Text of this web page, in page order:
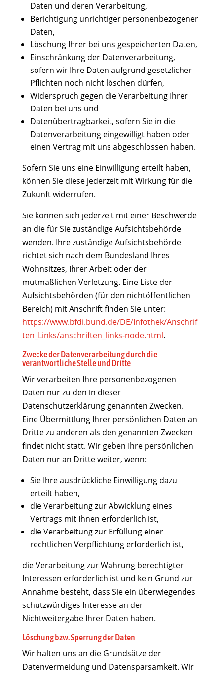
Daten und deren Verarbeitung,
Berichtigung unrichtiger personenbezogener
Daten,
Löschung Ihrer bei uns gespeicherten Daten,
Einschränkung der Datenverarbeitung,
sofern wir Ihre Daten aufgrund gesetzlicher
Pflichten noch nicht löschen dürfen,
Widerspruch gegen die Verarbeitung Ihrer
Daten bei uns und
Datenübertragbarkeit, sofern Sie in die
Datenverarbeitung eingewilligt haben oder
einen Vertrag mit uns abgeschlossen haben.
Sofern Sie uns eine Einwilligung erteilt haben,
können Sie diese jederzeit mit Wirkung für die
Zukunft widerrufen.
Sie können sich jederzeit mit einer Beschwerde
an die für Sie zuständige Aufsichtsbehörde
wenden. Ihre zuständige Aufsichtsbehörde
richtet sich nach dem Bundesland Ihres
Wohnsitzes, Ihrer Arbeit oder der
mutmaßlichen Verletzung. Eine Liste der
Aufsichtsbehörden (für den nichtöffentlichen
Bereich) mit Anschrift finden Sie unter:
https://www.bfdi.bund.de/DE/Infothek/Anschrif
ten_Links/anschriften_links-node.html.
Zwecke der Datenverarbeitung durch die
verantwortliche Stelle und Dritte
Wir verarbeiten Ihre personenbezogenen
Daten nur zu den in dieser
Datenschutzerklärung genannten Zwecken.
Eine Übermittlung Ihrer persönlichen Daten an
Dritte zu anderen als den genannten Zwecken
findet nicht statt. Wir geben Ihre persönlichen
Daten nur an Dritte weiter, wenn:
Sie Ihre ausdrückliche Einwilligung dazu
erteilt haben,
die Verarbeitung zur Abwicklung eines
Vertrags mit Ihnen erforderlich ist,
die Verarbeitung zur Erfüllung einer
rechtlichen Verpflichtung erforderlich ist,
die Verarbeitung zur Wahrung berechtigter
Interessen erforderlich ist und kein Grund zur
Annahme besteht, dass Sie ein überwiegendes
schutzwürdiges Interesse an der
Nichtweitergabe Ihrer Daten haben.
Löschung bzw. Sperrung der Daten
Wir halten uns an die Grundsätze der
Datenvermeidung und Datensparsamkeit. Wir